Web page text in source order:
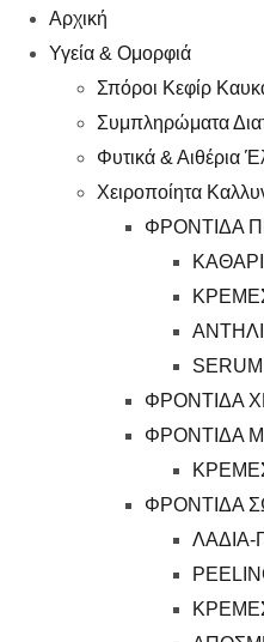
Αρχική
Υγεία & Ομορφιά
Σπόροι Κεφίρ
Συμπληρώματα
Φυτικά & Αιθέρια
Χειροποίητα
ΦΡΟΝΤΙΔΑ
ΦΡΟΝΤΙΔΑ
ΦΡΟΝΤΙΔΑ
ΦΡΟΝΤΙΔΑ